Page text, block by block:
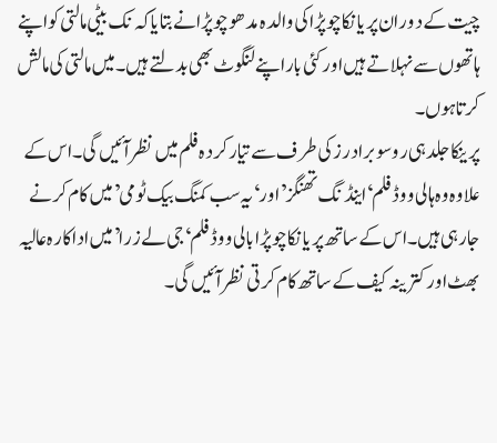
چیت کے دوران پریانکا چوپڑا کی والدہ مدھو چوپڑا نے بتایا کہ نک بیٹی مالتی کو اپنے
ہاتھوں سے نہلاتے ہیں اور کئی بار اپنے لنگوٹ بھی بدلتے ہیں۔میں مالتی کی مالش
کرتا ہوں۔
پرینکا جلد ہی روسو برادرز کی طرف سے تیار کردہ فلم میں نظر آئیں گی۔اس کے
علاوہ وہ ہالی ووڈ فلم ‘اینڈنگ تھنگز’ اور ‘یہ سب کمنگ بیک ٹو می’ میں کام کرنے
جارہی ہیں۔اس کے ساتھ پریانکا چوپڑا بالی ووڈ فلم ‘جی لے زرا’ میں اداکارہ عالیہ
بھٹ اور کترینہ کیف کے ساتھ کام کرتی نظر آئیں گی۔